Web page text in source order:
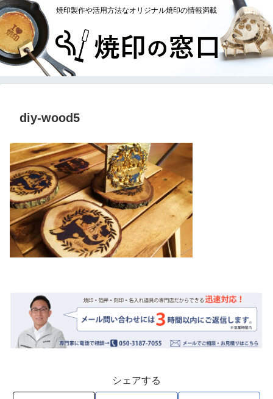
焼印製作や活用方法なオリジナル焼印の情報満載
diy-wood5
シェアする